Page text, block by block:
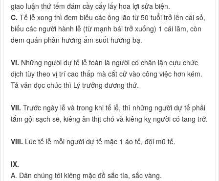
giao luận thứ tếm đám cầy cấy lấy hoa lợi sửa biện.
C. Tế lễ xong thì đem biếu các ông lão từ 50 tuổi trở lên cái sỏ,
biếu các người hành lễ (từ mạnh bái trở xuống) 1 cái lăm, còn
đem quán phân hương ẩm suốt hương bạ.
VI. Những người dự tế lễ toàn là người có chân lận cựu chức
dịch tùy theo vị trí cao thấp mà cắt cử vào công việc hơn kém.
Tả văn đọc chúc thì Lý trưởng đương thứ.
VII. Trước ngày lễ và trong khi tế lễ, thì những người dự tế phải
tắm gội sạch sẽ, kiêng ăn thịt chó và kiêng kỵ người có tang trở.
VIII. Lúc tế lễ mỗi người dự tế mặc 1 áo tế, đội mũ tế.
IX.
A. Dân chúng tôi kiêng mặc đồ sắc tía, sắc vàng.